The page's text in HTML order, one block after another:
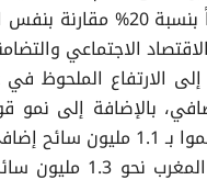
سائح حتى نهاية نوفمبر، مما
الاجتماعي
الارتفاع الملحوظ في
إضافي.
أما في شهر نوفمبر